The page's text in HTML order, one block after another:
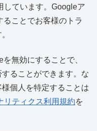
しています。Googleア
ことでお客様のトラ
無効にすることで、
ることができます。な
個人を特定することは
リティクス利用規約を